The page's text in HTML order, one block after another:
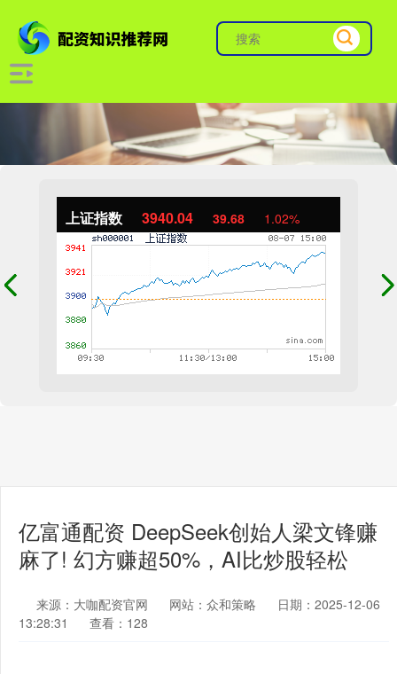
上证指数 3940.04 39.68 1.02%
亿富通配资 DeepSeek创始人梁文锋赚
麻了! 幻方赚超50%，AI比炒股轻松
来源：大咖配资官网 网站：众和策略
日期：2025-12-06
13:28:31
查看：128